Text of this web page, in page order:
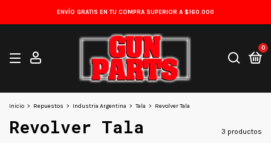
ENVÍO GRATIS EN TU COMPRA SUPERIOR A $160.000
0
Inicio > Repuestos > Industria Argentina > Tala > Revolver Tala
Revolver Tala 3 productos